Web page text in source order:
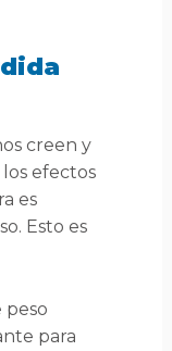
creen y
efectos
es
Esto es
peso
para